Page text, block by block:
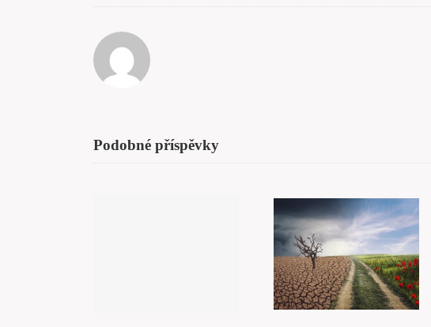
Podobné příspěvky
Komunikace
boří všechny
hradby